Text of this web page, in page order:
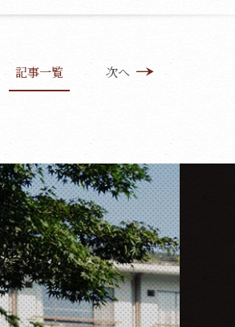
記事一覧 次へ